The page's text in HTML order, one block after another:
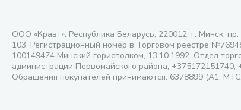
ООО «Кравт». Республика Беларусь, 220012, г. Минск,
103. Регистрационный номер в Торговом реестре
100149474 Минский горисполком, 13.10.1992. Отдел
администрации Первомайского района, +375172151740;
Обращения покупателей принимаются: 6378899 (А1,